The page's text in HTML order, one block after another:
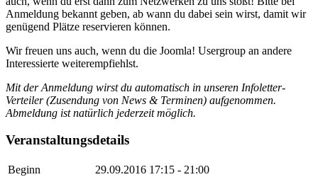
Anmeldung bekannt geben, ab wann du dabei sein wirst, damit wir
genügend Plätze reservieren können.
Wir freuen uns auch, wenn du die Joomla! Usergroup an andere
Interessierte weiterempfiehlst.
Mit der Anmeldung wirst du automatisch in unseren Infoletter-
Verteiler (Zusendung von News & Terminen) aufgenommen.
Abmeldung ist natürlich jederzeit möglich.
Veranstaltungsdetails
Beginn 29.09.2016 17:15 - 21:00